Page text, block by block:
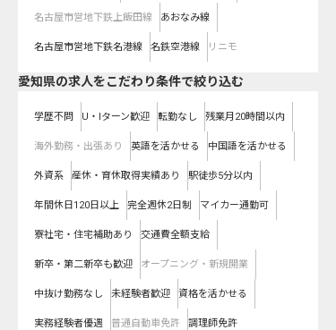
名古屋市営地下鉄上飯田線 あおなみ線
名古屋市営地下鉄名港線 名鉄空港線 リニモ
愛知県の求人をこだわり条件で絞り込む
学歴不問 U・Iターン歓迎 転勤なし 残業月20時間以内
海外勤務・出張あり 英語を活かせる 中国語を活かせる
外資系 産休・育休取得実績あり 駅徒歩5分以内
年間休日120日以上 完全週休2日制 マイカー通勤可
寮社宅・住宅補助あり 交通費全額支給
新卒・第二新卒も歓迎 オープニング・新規開業
中抜け勤務なし 未経験者歓迎 資格を活かせる
実務経験者優遇 普通自動車免許 調理師免許